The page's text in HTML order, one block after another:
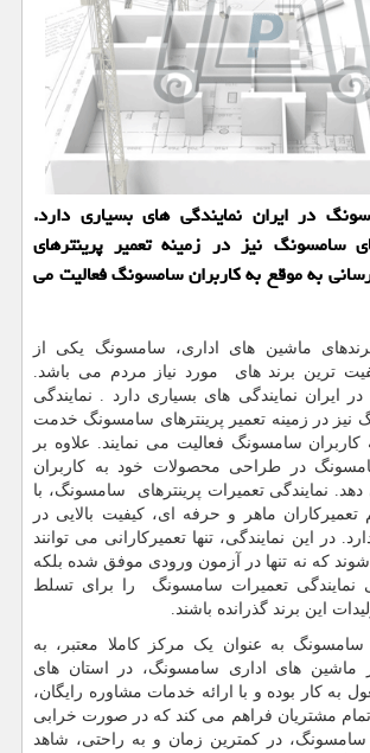
در ایران نمایندگی های بسیاری دارد.
سامسونگ نیز در زمینه تعمیر پرینترهای
به موقع به كاربران سامسونگ فعالیت می
ماشین های اداری، سامسونگ یکی از
ترین برند های مورد نیاز مردم می باشد.
در ایران نمایندگی های بسیاری دارد . نمایندگی
نیز در زمینه تعمیر پرینترهای سامسونگ خدمت
سامسونگ فعالیت می نمایند. علاوه بر
در طراحی محصولات خود به کاربران
نمایندگی تعمیرات پرینترهای سامسونگ، با
ماهر و حرفه ای، کیفیت بالایی در
در این نمایندگی، تنها تعمیرکارانی می توانند
که نه تنها در آزمون ورودی موفق شده بلکه
نمایندگی تعمیرات سامسونگ را برای تسلط
این برند گذرانده باشند.
سامسونگ به عنوان یک مرکز کاملا معتبر، به
ماشین های اداری سامسونگ، در استان های
کار بوده و با ارائه خدمات مشاوره رایگان،
تمام مشتریان فراهم می کند که در صورت خرابی
در کمترین زمان و به راحتی، شاهد